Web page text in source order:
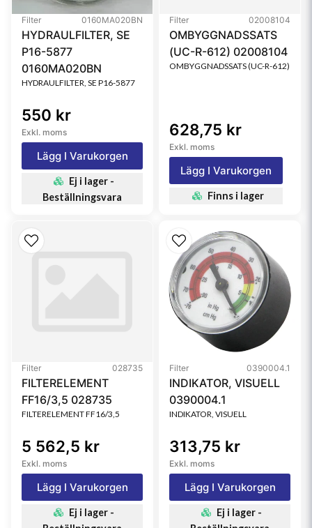
Filter 0160MA020BN
HYDRAULFILTER, SE
P16-5877
0160MA020BN
HYDRAULFILTER, SE P16-5877
550 kr
Exkl. moms
Lägg I Varukorgen
Ej i lager -
Beställningsvara
Filter 02008104
OMBYGGNADSSATS
(UC-R-612) 02008104
OMBYGGNADSSATS (UC-R-612)
628,75 kr
Exkl. moms
Lägg I Varukorgen
Finns i lager
Filter 028735
FILTERELEMENT
FF16/3,5 028735
FILTERELEMENT FF16/3,5
5 562,5 kr
Exkl. moms
Lägg I Varukorgen
Ej i lager -
Filter 0390004.1
INDIKATOR, VISUELL
0390004.1
INDIKATOR, VISUELL
313,75 kr
Exkl. moms
Lägg I Varukorgen
Ej i lager -